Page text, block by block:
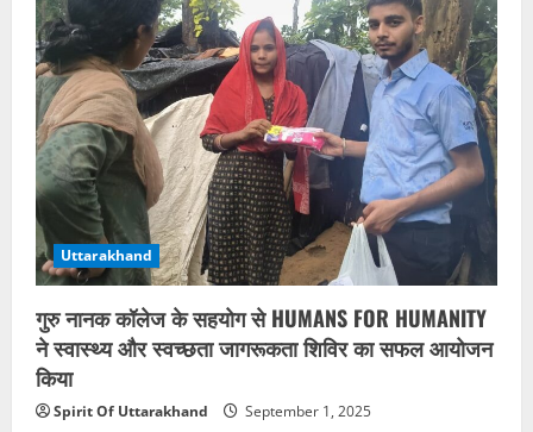
बरसात
की
आशंका
को
देखते
हुए
यह
निर्णय
लिया
गया।
Uttarakhand
गुरु नानक कॉलेज के सहयोग से HUMANS FOR HUMANITY
ने स्वास्थ्य और स्वच्छता जागरूकता शिविर का सफल आयोजन
किया
Spirit Of Uttarakhand September 1, 2025